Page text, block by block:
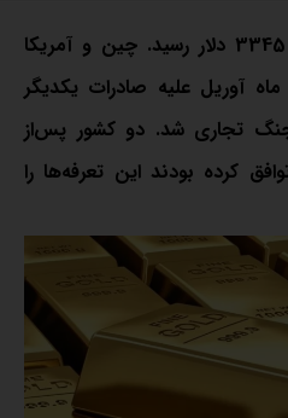
قیمت هر انس طلا امروزبه 3345 دلار رسید. چین و آمریکا
ماه آوریل علیه صادرات یکدیگر
تجاری شد. دو کشور پس‌از
کرده بودند این تعرفه‌ها را